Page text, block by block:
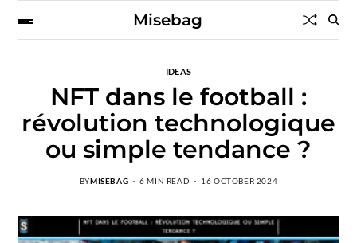
Misebag
IDEAS
NFT dans le football :
révolution technologique
ou simple tendance ?
BYMISEBAG 6 MIN READ 16 OCTOBER 2024